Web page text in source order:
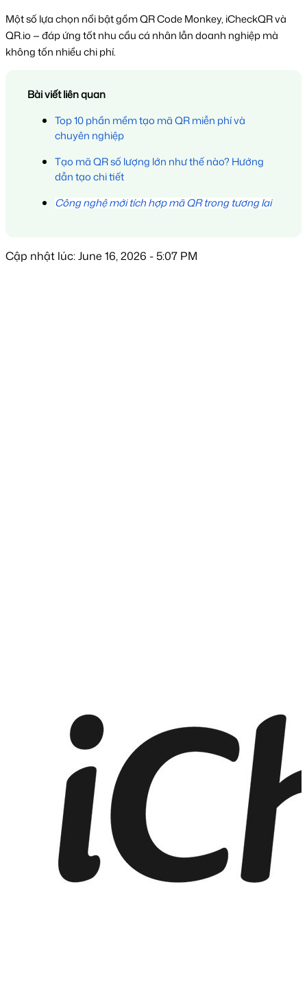
Một số lựa chọn nổi bật gồm QR Code Monkey, iCheckQR và
QR.io — đáp ứng tốt nhu cầu cá nhân lẫn doanh nghiệp mà
không tốn nhiều chi phí.
Bài viết liên quan
Top 10 phần mềm tạo mã QR miễn phí và
chuyên nghiệp
Tạo mã QR số lượng lớn như thế nào? Hướng
dẫn tạo chi tiết
Công nghệ mới tích hợp mã QR trong tương lai
Cập nhật lúc: June 16, 2026 - 5:07 PM